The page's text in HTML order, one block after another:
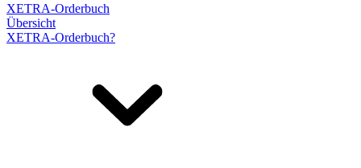
XETRA-Orderbuch
Übersicht
XETRA-Orderbuch?